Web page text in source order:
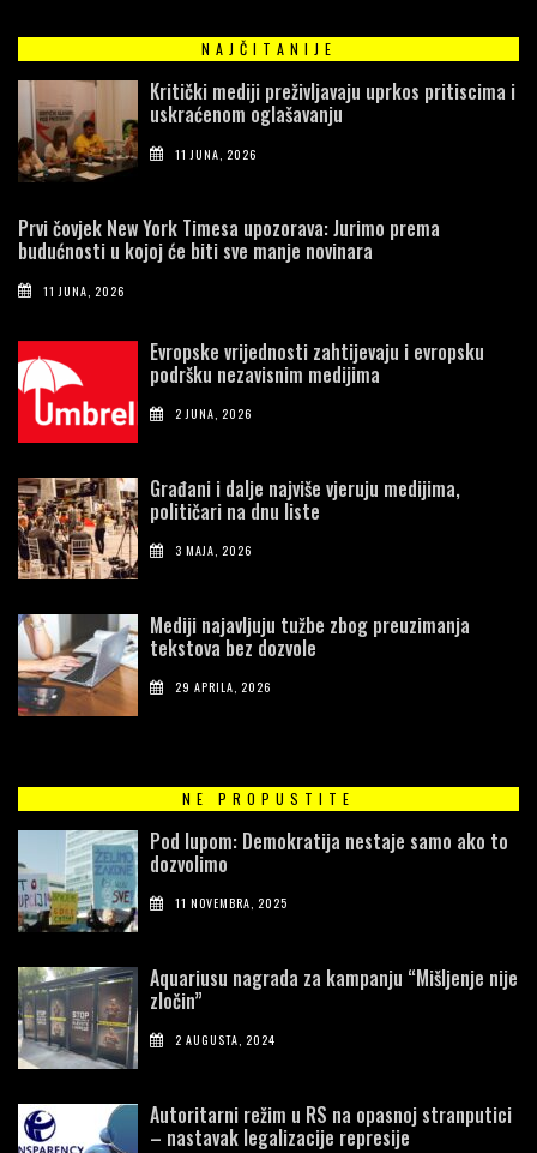
NAJČITANIJE
Kritički mediji preživljavaju uprkos pritiscima i
uskraćenom oglašavanju
11 JUNA, 2026
Prvi čovjek New York Timesa upozorava: Jurimo prema
budućnosti u kojoj će biti sve manje novinara
11 JUNA, 2026
Evropske vrijednosti zahtijevaju i evropsku
podršku nezavisnim medijima
2 JUNA, 2026
Građani i dalje najviše vjeruju medijima,
političari na dnu liste
3 MAJA, 2026
Mediji najavljuju tužbe zbog preuzimanja
tekstova bez dozvole
29 APRILA, 2026
NE PROPUSTITE
Pod lupom: Demokratija nestaje samo ako to
dozvolimo
11 NOVEMBRA, 2025
Aquariusu nagrada za kampanju “Mišljenje nije
zločin”
2 AUGUSTA, 2024
Autoritarni režim u RS na opasnoj stranputici
– nastavak legalizacije represije